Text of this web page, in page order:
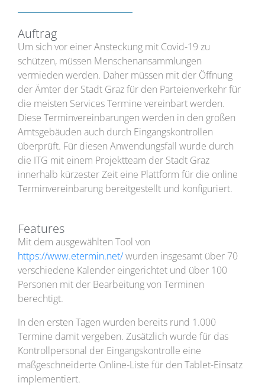
Auftrag
Um sich vor einer Ansteckung mit Covid-19 zu
schützen, müssen Menschenansammlungen
vermieden werden. Daher müssen mit der Öffnung
der Ämter der Stadt Graz für den Parteienverkehr für
die meisten Services Termine vereinbart werden.
Diese Terminvereinbarungen werden in den großen
Amtsgebäuden auch durch Eingangskontrollen
überprüft. Für diesen Anwendungsfall wurde durch
die ITG mit einem Projektteam der Stadt Graz
innerhalb kürzester Zeit eine Plattform für die online
Terminvereinbarung bereitgestellt und konfiguriert.
Features
Mit dem ausgewählten Tool von
https://www.etermin.net/wurden insgesamt über 70
verschiedene Kalender eingerichtet und über 100
Personen mit der Bearbeitung von Terminen
berechtigt.
In den ersten Tagen wurden bereits rund 1.000
Termine damit vergeben. Zusätzlich wurde für das
Kontrollpersonal der Eingangskontrolle eine
maßgeschneiderte Online-Liste für den Tablet-Einsatz
implementiert.